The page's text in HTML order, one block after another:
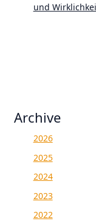
und
Archive
2026
2025
2024
2023
2022